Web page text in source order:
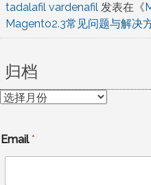
tadalafil vardenafil 发表在《
Magento2.3常见问题与解决
归档
归
Email*